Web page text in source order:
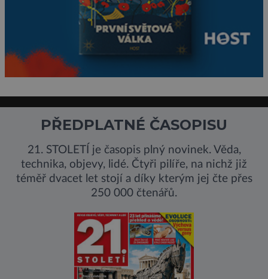
PŘEDPLATNÉ ČASOPISU
21. STOLETÍ je časopis plný novinek. Věda,
technika, objevy, lidé. Čtyři pilíře, na nichž již
téměř dvacet let stojí a díky kterým jej čte přes
250 000 čtenářů.